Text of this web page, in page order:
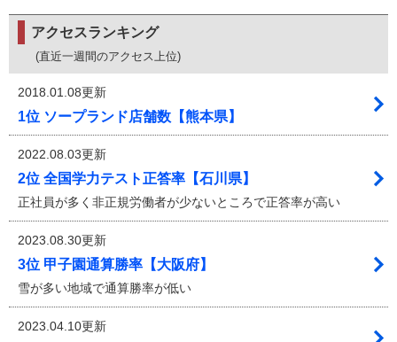
アクセスランキング
(直近一週間のアクセス上位)
2018.01.08更新
1位 ソープランド店舗数【熊本県】
2022.08.03更新
2位 全国学力テスト正答率【石川県】
正社員が多く非正規労働者が少ないところで正答率が高い
2023.08.30更新
3位 甲子園通算勝率【大阪府】
雪が多い地域で通算勝率が低い
2023.04.10更新